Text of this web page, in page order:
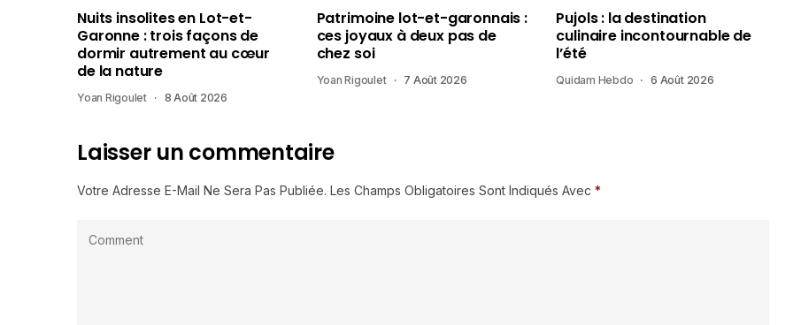
Nuits insolites en Lot-et-
Garonne : trois façons de
dormir autrement au cœur
de la nature
Yoan Rigoulet 8 Août 2026
Patrimoine lot-et-garonnais :
ces joyaux à deux pas de
chez soi
Yoan Rigoulet 7 Août 2026
Pujols : la destination
culinaire incontournable de
l’été
Quidam Hebdo 6 Août 2026
Laisser un commentaire
Votre Adresse E-Mail Ne Sera Pas Publiée. Les Champs Obligatoires Sont Indiqués Avec *